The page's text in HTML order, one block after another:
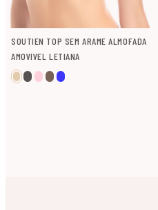
SOUTIEN TOP SEM ARAME ALMOFADA
AMOVIVEL LETIANA